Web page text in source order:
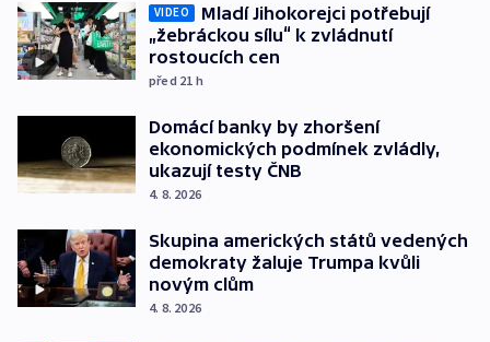
VIDEO
Mladí Jihokorejci potřebují
„žebráckou sílu“ k zvládnutí
rostoucích cen
před 21 h
Domácí banky by zhoršení
ekonomických podmínek zvládly,
ukazují testy ČNB
4. 8. 2026
Skupina amerických států vedených
demokraty žaluje Trumpa kvůli
novým clům
4. 8. 2026